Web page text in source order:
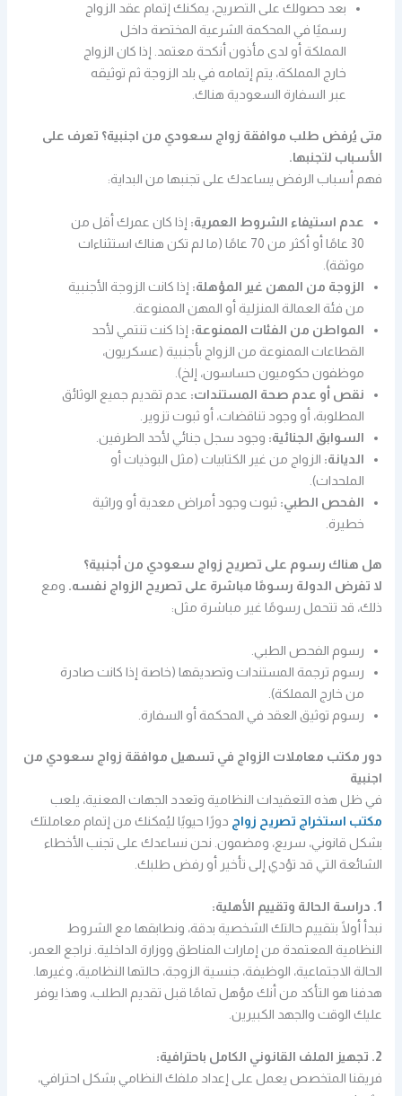
بعد حصولك على التصريح، يمكنك إتمام عقد الزواج
رسميًا في المحكمة الشرعية المختصة داخل
المملكة أو لدى مأذون أنكحة معتمد. إذا كان الزواج
خارج المملكة، يتم إتمامه في بلد الزوجة ثم توثيقه
عبر السفارة السعودية هناك.
متى يُرفض طلب موافقة زواج سعودي من اجنبية؟ تعرف على
الأسباب لتجنبها.
فهم أسباب الرفض يساعدك على تجنبها من البداية:
عدم استيفاء الشروط العمرية: إذا كان عمرك أقل من
30 عامًا أو أكثر من 70 عامًا (ما لم تكن هناك استثناءات
موثقة).
الزوجة من المهن غير المؤهلة: إذا كانت الزوجة الأجنبية
من فئة العمالة المنزلية أو المهن الممنوعة.
المواطن من الفئات الممنوعة: إذا كنت تنتمي لأحد
القطاعات الممنوعة من الزواج بأجنبية (عسكريون،
موظفون حكوميون حساسون، إلخ).
نقص أو عدم صحة المستندات: عدم تقديم جميع الوثائق
المطلوبة، أو وجود تناقضات، أو ثبوت تزوير.
السوابق الجنائية: وجود سجل جنائي لأحد الطرفين.
الديانة: الزواج من غير الكتابيات (مثل البوذيات أو
الملحدات).
الفحص الطبي: ثبوت وجود أمراض معدية أو وراثية
خطيرة.
هل هناك رسوم على تصريح زواج سعودي من أجنبية؟
لا تفرض الدولة رسومًا مباشرة على تصريح الزواج نفسه. ومع
ذلك، قد تتحمل رسومًا غير مباشرة مثل:
رسوم الفحص الطبي.
رسوم ترجمة المستندات وتصديقها (خاصة إذا كانت صادرة
من خارج المملكة).
رسوم توثيق العقد في المحكمة أو السفارة.
دور مكتب معاملات الزواج في تسهيل موافقة زواج سعودي من
اجنبية
في ظل هذه التعقيدات النظامية وتعدد الجهات المعنية، يلعب
مكتب استخراج تصريح زواج دورًا حيويًا ليُمكنك من إتمام معاملتك
بشكل قانوني، سريع، ومضمون. نحن نساعدك على تجنب الأخطاء
الشائعة التي قد تؤدي إلى تأخير أو رفض طلبك.
1. دراسة الحالة وتقييم الأهلية:
نبدأ أولًا بتقييم حالتك الشخصية بدقة، ونطابقها مع الشروط
النظامية المعتمدة من إمارات المناطق ووزارة الداخلية. نراجع العمر،
الحالة الاجتماعية، الوظيفة، جنسية الزوجة، حالتها النظامية، وغيرها.
هدفنا هو التأكد من أنك مؤهل تمامًا قبل تقديم الطلب، وهذا يوفر
عليك الوقت والجهد الكبيرين.
2. تجهيز الملف القانوني الكامل باحترافية:
فريقنا المتخصص يعمل على إعداد ملفك النظامي بشكل احترافي،